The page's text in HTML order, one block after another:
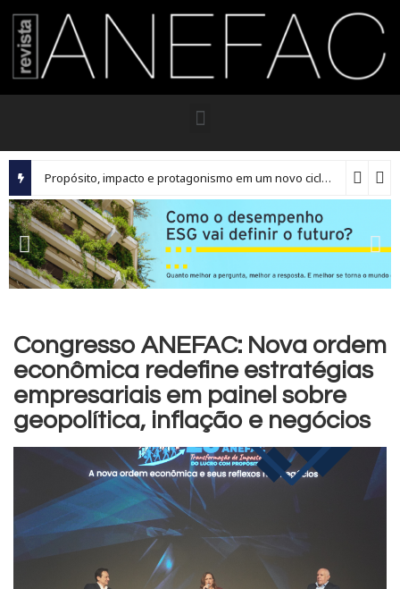
Propósito, impacto e protagonismo em um novo ciclo para os executivos brasileiros
Congresso ANEFAC: Nova ordem
econômica redefine estratégias
empresariais em painel sobre
geopolítica, inflação e negócios